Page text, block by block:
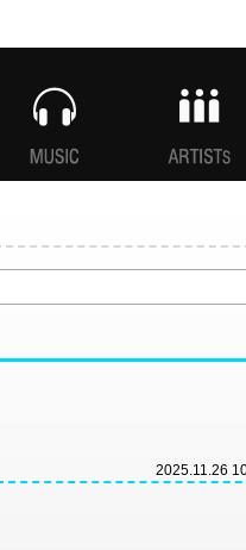
2025.11.26